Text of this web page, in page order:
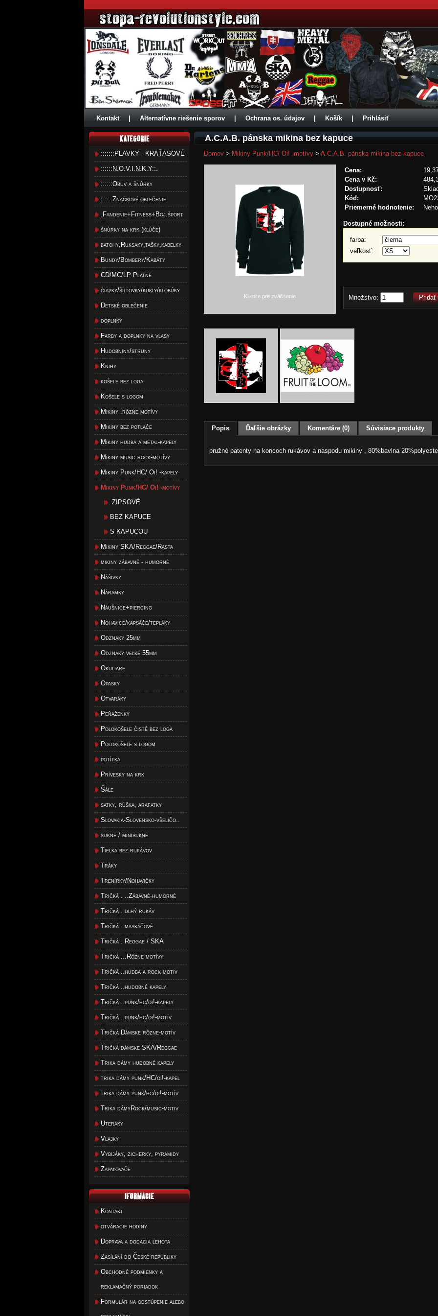
Kontakt Alternatívne riešenie sporov Ochrana os. údajov Košík Prihlásiť
:::::::PLAVKY - KRAŤASOVÉ
::::::N.O.V.I.N.K.Y::.
::::::Obuv a šnúrky
::::..Značkové oblečenie
.Fandenie+Fitness+Boj.šport
šnúrky na krk (kľúče)
batohy,Ruksaky,tašky,kabelky
Bundy/Bombery/Kabáty
CD/MC/LP Platne
čiapky/šiltovky/kukly/klobúky
Detské oblečenie
doplnky
Farby a doplnky na vlasy
Hudobniny/struny
Knihy
košele bez loga
Košele s logom
Mikiny .rôzne motívy
Mikiny bez potlače
Mikiny hudba a metal-kapely
Mikiny music rock-motívy
Mikiny Punk/HC/ Oi! -kapely
Mikiny Punk/HC/ Oi! -motívy
.ZIPSOVÉ
BEZ KAPUCE
S KAPUCOU
Mikiny SKA/Reggae/Rasta
mikiny zábavné - humorné
Nášivky
Náramky
Náušnice+piercing
Nohavice/kapsáče/tepláky
Odznaky 25mm
Odznaky veľké 55mm
Okuliare
Opasky
Otvaráky
Peňaženky
Polokošele čisté bez loga
Polokošele s logom
potítka
Prívesky na krk
Šále
satky, rúška, arafatky
Slovakia-Slovensko-všeličo..
sukne / minisukne
Tielka bez rukávov
Tráky
Trenírky/Nohavičky
Tričká . ..Zábavné-humorné
Tričká . dlhý rukáv
Tričká . maskáčové
Tričká . Reggae / SKA
Tričká ...Rôzne motívy
Tričká ..hudba a rock-motiv
Tričká ..hudobné kapely
Tričká ..punk/hc/oi!-kapely
Tričká ..punk/hc/oi!-motív
Tričká Dámske rôzne-motív
Tričká dámske SKA/Reggae
Trika dámy hudobné kapely
trika dámy punk/HC/oi!-kapel
trika dámy punk/hc/oi!-motív
Trika dámyRock/music-motiv
Uteráky
Vlajky
Vybijáky, zicherky, pyramidy
Zapaľovače
Kontakt
otváracie hodiny
Doprava a dodacia lehota
Zasílání do České republiky
Obchodné podmienky a
reklamačný poriadok
Formulár na odstúpenie alebo
A.C.A.B. pánska mikina bez kapuce
Domov > Mikiny Punk/HC/ Oi! -motívy > A.C.A.B. pánska mikina bez kapuce
Kliknite pre zväčšenie
Cena:
Cena v Kč:
Dostupnosť:
Kód:
Priemerné hodnotenie:
Dostupné možnosti:
farba:
veľkosť:
Množstvo: Pridať
Popis Ďaľšie obrázky Komentáre (0) Súvisiace produkty
pružné patenty na koncoch rukávov a naspodu mikiny , 80%bavlna